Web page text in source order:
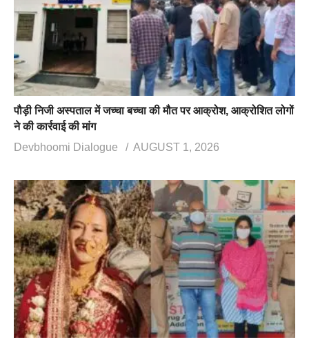
पौड़ी निजी अस्पताल में जच्चा बच्चा की मौत पर आक्रोश, आक्रोशित लोगों
ने की कार्रवाई की मांग
Devbhoomi Dialogue
AUGUST 1, 2026